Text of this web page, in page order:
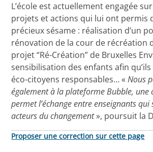
L’école est actuellement engagée
projets et actions qui lui ont permis
précieux sésame : réalisation d’un
rénovation de la cour de récréation
projet “Ré-Création” de Bruxelles
sensibilisation des enfants afin
éco-citoyens responsables… «Nous
également à la plateforme Bubble, une
permet l’échange entre enseignants
acteurs du changement», poursuit la
Proposer une correction sur cette page